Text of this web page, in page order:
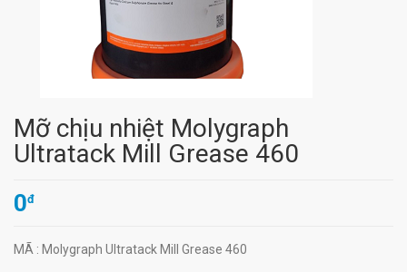
Mỡ chịu nhiệt Molygraph
Ultratack Mill Grease 460
0đ
MÃ : Molygraph Ultratack Mill Grease 460